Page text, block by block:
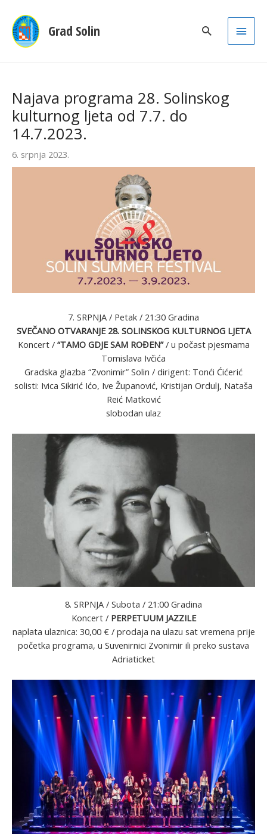
Grad Solin
Main
Najava programa 28. Solinskog
kulturnog ljeta od 7.7. do
14.7.2023.
6. srpnja 2023.
7. SRPNJA / Petak / 21:30 Gradina
SVEČANO OTVARANJE 28. SOLINSKOG KULTURNOG LJETA
Koncert / “TAMO GDJE SAM ROĐEN”/ u počast pjesmama
Tomislava Ivčića
Gradska glazba “Zvonimir” Solin / dirigent: Tonći Ćićerić
solisti: Ivica Sikirić Ićo, Ive Županović, Kristijan Ordulj, Nataša
Reić Matković
slobodan ulaz
8. SRPNJA / Subota / 21:00 Gradina
Koncert / PERPETUUM JAZZILE
naplata ulaznica: 30,00 € / prodaja na ulazu sat vremena prije
početka programa, u Suvenirnici Zvonimir ili preko sustava
Adriaticket